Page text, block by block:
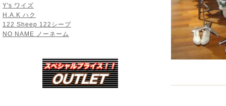
Y's ワイズ
H.A.K ハク
122 Sheep 122シープ
NO NAME ノーネーム